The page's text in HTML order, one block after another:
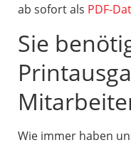
ab sofort als PDF-
Sie
Wie immer haben